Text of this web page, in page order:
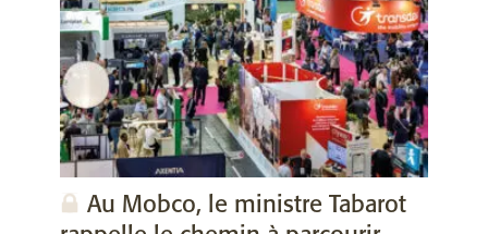
Au Mobco, le ministre Tabarot